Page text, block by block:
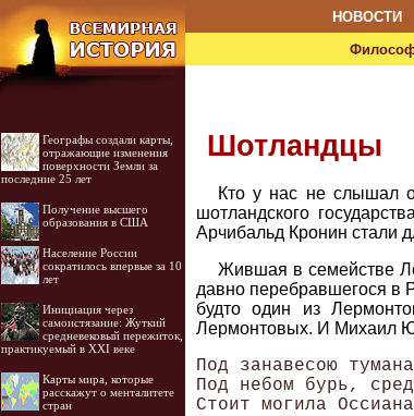
НОВОСТИ
Географы создали карты,
отражающие изменения
поверхности Земли за
последние 25 лет
Получение высшего
образования в США
Население России
сократилось впервые за 10
лет
Инициация через
самоистязание: Жуткий
средневековый пережиток,
практикуемый в XXI веке
Карты мира, которые
расскажут о менталитете
стран
Шотландцы
Кто у нас не слышал
шотландского
Арчибальд Кронин стали
Жившая в семействе
давно перебравшегося в
будто один из
Лермонтовых. И Михаил
Под занавесою
Под небом бурь,
Стоит могила Оссиана